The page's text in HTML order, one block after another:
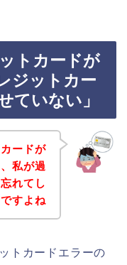
トカードが
ジットカー
ていない」
ードが
私が過
れてし
すよね
トカードエラーの